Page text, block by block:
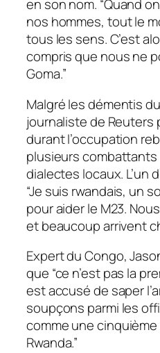
en son nom. “Quand
nos hommes, tout le
tous les sens. C’est
compris que nous ne
Goma.”
Malgré les démentis
journaliste de Reuters
durant l’occupation
plusieurs combattants
dialectes locaux. L’un
“Je suis rwandais, un
pour aider le M23.
et beaucoup arrivent
Expert du Congo,
que “ce n’est pas la
est accusé de saper
soupçons parmi les
comme une
Rwanda.”